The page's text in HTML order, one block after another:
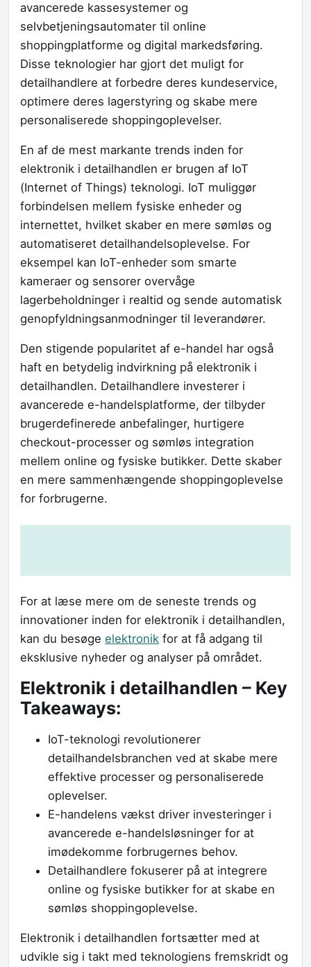
avancerede kassesystemer og
selvbetjeningsautomater til online
shoppingplatforme og digital markedsføring.
Disse teknologier har gjort det muligt for
detailhandlere at forbedre deres kundeservice,
optimere deres lagerstyring og skabe mere
personaliserede shoppingoplevelser.
En af de mest markante trends inden for
elektronik i detailhandlen er brugen af IoT
(Internet of Things) teknologi. IoT muliggør
forbindelsen mellem fysiske enheder og
internettet, hvilket skaber en mere sømløs og
automatiseret detailhandelsoplevelse. For
eksempel kan IoT-enheder som smarte
kameraer og sensorer overvåge
lagerbeholdninger i realtid og sende automatisk
genopfyldningsanmodninger til leverandører.
Den stigende popularitet af e-handel har også
haft en betydelig indvirkning på elektronik i
detailhandlen. Detailhandlere investerer i
avancerede e-handelsplatforme, der tilbyder
brugerdefinerede anbefalinger, hurtigere
checkout-processer og sømløs integration
mellem online og fysiske butikker. Dette skaber
en mere sammenhængende shoppingoplevelse
for forbrugerne.
For at læse mere om de seneste trends og
innovationer inden for elektronik i detailhandlen,
kan du besøge elektronik for at få adgang til
eksklusive nyheder og analyser på området.
Elektronik i detailhandlen – Key
Takeaways:
IoT-teknologi revolutionerer
detailhandelsbranchen ved at skabe mere
effektive processer og personaliserede
oplevelser.
E-handelens vækst driver investeringer i
avancerede e-handelsløsninger for at
imødekomme forbrugernes behov.
Detailhandlere fokuserer på at integrere
online og fysiske butikker for at skabe en
sømløs shoppingoplevelse.
Elektronik i detailhandlen fortsætter med at
udvikle sig i takt med teknologiens fremskridt og